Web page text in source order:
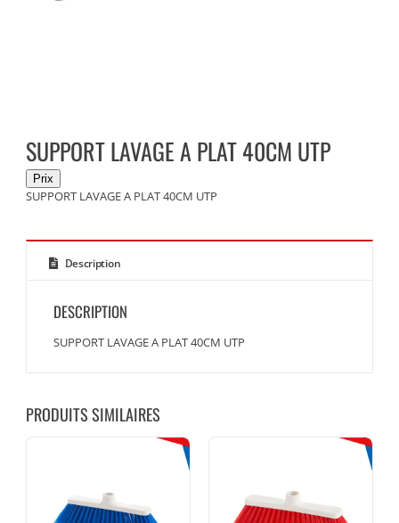
SUPPORT LAVAGE A PLAT 40CM UTP
SUPPORT LAVAGE A PLAT 40CM UTP
Description
DESCRIPTION
SUPPORT LAVAGE A PLAT 40CM UTP
PRODUITS SIMILAIRES